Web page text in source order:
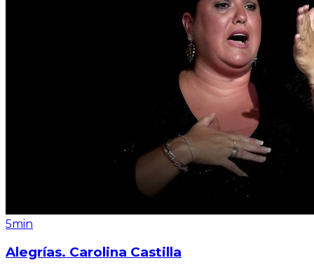
5min
Alegrías. Carolina Castilla